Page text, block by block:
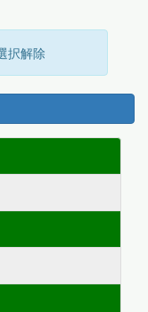
択解除